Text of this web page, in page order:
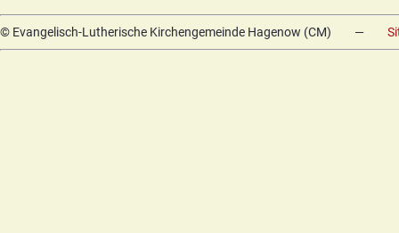
© Evangelisch-Lutherische Kirchengemeinde Hagenow (CM) —